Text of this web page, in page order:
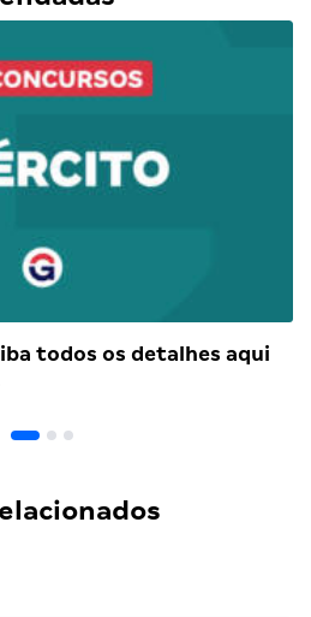
todos os detalhes aqui